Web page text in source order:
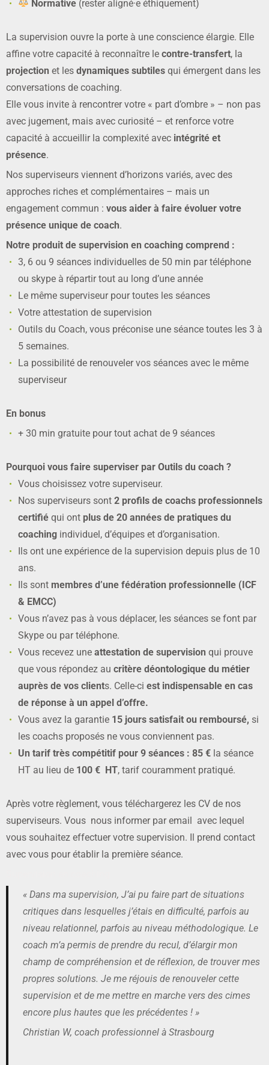
Normative (rester aligné·e éthiquement)
La supervision ouvre la porte à une conscience élargie. Elle
affine votre capacité à reconnaître le contre-transfert, la
projection et les dynamiques subtiles qui émergent dans les
conversations de coaching.
Elle vous invite à rencontrer votre « part d’ombre » – non pas
avec jugement, mais avec curiosité – et renforce votre
capacité à accueillir la complexité avec intégrité et
présence.
Nos superviseurs viennent d’horizons variés, avec des
approches riches et complémentaires – mais un
engagement commun : vous aider à faire évoluer votre
présence unique de coach.
Notre produit de supervision en coaching comprend :
3, 6 ou 9 séances individuelles de 50 min par téléphone
ou skype à répartir tout au long d’une année
Le même superviseur pour toutes les séances
Votre attestation de supervision
Outils du Coach, vous préconise une séance toutes les 3 à
5 semaines.
La possibilité de renouveler vos séances avec le même
superviseur
En bonus
+ 30 min gratuite pour tout achat de 9 séances
Pourquoi vous faire superviser par Outils du coach ?
Vous choisissez votre superviseur.
Nos superviseurs sont 2 profils de coachs professionnels
certifié qui ont plus de 20 années de pratiques du
coaching individuel, d’équipes et d’organisation.
Ils ont une expérience de la supervision depuis plus de 10
ans.
Ils sont membres d’une fédération professionnelle (ICF
& EMCC)
Vous n’avez pas à vous déplacer, les séances se font par
Skype ou par téléphone.
Vous recevez une attestation de supervision qui prouve
que vous répondez au critère déontologique du métier
auprès de vos clients. Celle-ci est indispensable en cas
de réponse à un appel d’offre.
Vous avez la garantie 15 jours satisfait ou remboursé, si
les coachs proposés ne vous conviennent pas.
Un tarif très compétitif pour 9 séances : 85 € la séance
HT au lieu de 100 € HT, tarif couramment pratiqué.
Après votre règlement, vous téléchargerez les CV de nos
superviseurs. Vous nous informer par email avec lequel
vous souhaitez effectuer votre supervision. Il prend contact
avec vous pour établir la première séance.
« Dans ma supervision, J’ai pu faire part de situations
critiques dans lesquelles j’étais en difficulté, parfois au
niveau relationnel, parfois au niveau méthodologique. Le
coach m’a permis de prendre du recul, d’élargir mon
champ de compréhension et de réflexion, de trouver mes
propres solutions. Je me réjouis de renouveler cette
supervision et de me mettre en marche vers des cimes
encore plus hautes que les précédentes ! »
Christian W, coach professionnel à Strasbourg